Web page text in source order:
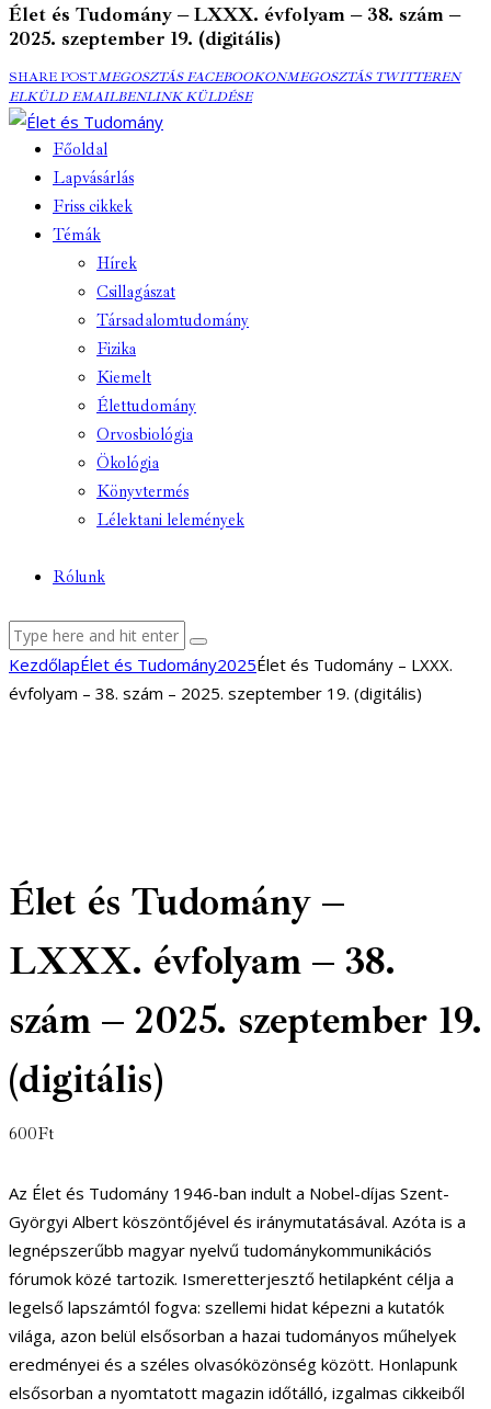
Élet és Tudomány – LXXX. évfolyam – 38. szám –
2025. szeptember 19. (digitális)
SHARE POSTMEGOSZTÁS
FACEBOOKON
MEGOSZTÁS FACEBOOKONMEGOSZTÁS
MEGOSZTÁS TWITTEREN
ELKÜLD EMAILBENCOPY
TO
LINK KÜLDÉSE
Főoldal
Lapvásárlás
Friss cikkek
Témák
Hírek
Csillagászat
Társadalomtudomány
Fizika
Kiemelt
Élettudomány
Orvosbiológia
Ökológia
Könyvtermés
Lélektani lelemények
Rólunk
facebook-
1
youtube-
1
email
KezdőlapÉlet és Tudomány2025Élet és Tudomány – LXXX.
évfolyam – 38. szám – 2025. szeptember 19. (digitális)
Élet és Tudomány –
LXXX. évfolyam – 38.
szám – 2025. szeptember 19.
(digitális)
600Ft
Az Élet és Tudomány 1946-ban indult a Nobel-díjas Szent-
Györgyi Albert köszöntőjével és iránymutatásával. Azóta is a
legnépszerűbb magyar nyelvű tudománykommunikációs
fórumok közé tartozik. Ismeretterjesztő hetilapként célja a
legelső lapszámtól fogva: szellemi hidat képezni a kutatók
világa, azon belül elsősorban a hazai tudományos műhelyek
eredményei és a széles olvasóközönség között. Honlapunk
elsősorban a nyomtatott magazin időtálló, izgalmas cikkeiből